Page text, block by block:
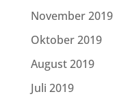
November 2019
Oktober 2019
August 2019
Juli 2019